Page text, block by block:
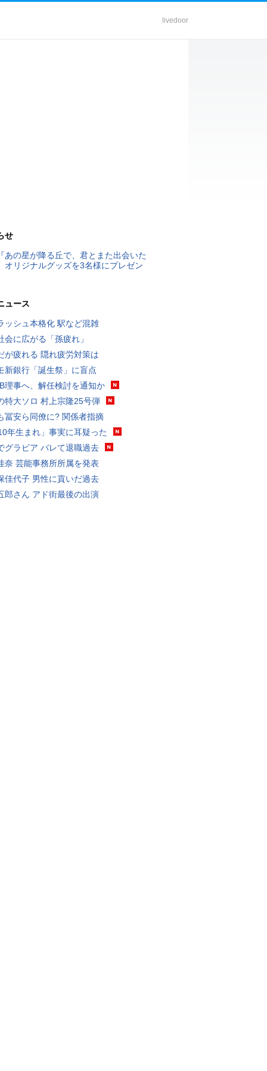
livedoor
せ
あの星が降る丘で、君とまた出会いた
オリジナルグッズを3名様にプレゼン
ュース
ッシュ本格化 駅など混雑
会に広がる「孫疲れ」
が疲れる 隠れ疲労対策は
新銀行「誕生祭」に盲点
理事へ、解任検討を通知か
特大ソロ 村上宗隆25号弾
冨安ら同僚に? 関係者指摘
年生まれ」事実に耳疑った
グラビア バレて退職過去
奈 芸能事務所所属を発表
佳代子 男性に貢いだ過去
郎さん アド街最後の出演